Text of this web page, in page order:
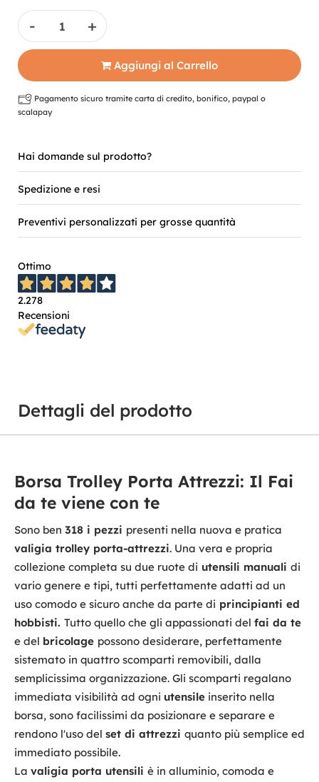
Quantità
Aggiungi al Carrello
Pagamento sicuro tramite carta di credito, bonifico, paypal o
scalapay
Hai domande sul prodotto?
Spedizione e resi
Preventivi personalizzati per grosse quantità
Ottimo
2.278
Recensioni
Dettagli del prodotto
Borsa Trolley Porta Attrezzi: Il Fai
da te viene con te
Sono ben 318 i pezzi presenti nella nuova e pratica
valigia trolley porta-attrezzi. Una vera e propria
collezione completa su due ruote di utensili manuali di
vario genere e tipi, tutti perfettamente adatti ad un
uso comodo e sicuro anche da parte di principianti ed
hobbisti. Tutto quello che gli appassionati del fai da te
e del bricolage possono desiderare, perfettamente
sistemato in quattro scomparti removibili, dalla
semplicissima organizzazione. Gli scomparti regalano
immediata visibilità ad ogni utensile inserito nella
borsa, sono facilissimi da posizionare e separare e
rendono l'uso del set di attrezzi quanto più semplice ed
immediato possibile.
La valigia porta utensili è in alluminio, comoda e